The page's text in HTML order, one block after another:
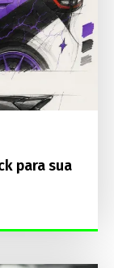
para sua